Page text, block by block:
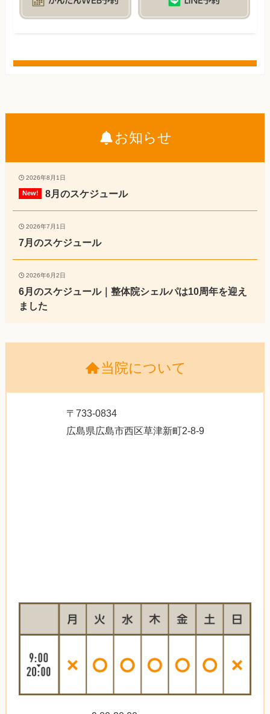
お知らせ
2026年8月1日
8月のスケジュール
2026年7月1日
7月のスケジュール
2026年6月2日
6月のスケジュール｜整体院シェルパは10周年を迎え
ました
当院について
〒733-0834
広島県広島市西区草津新町2-8-9